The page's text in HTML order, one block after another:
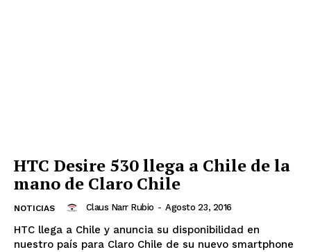
HTC Desire 530 llega a Chile de la
mano de Claro Chile
NOTICIAS Claus Narr Rubio - Agosto 23, 2016
HTC llega a Chile y anuncia su disponibilidad en
nuestro país para Claro Chile de su nuevo smartphone